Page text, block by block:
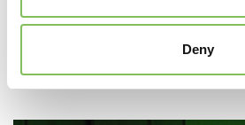
Deny
eenheden in actie om de wegen